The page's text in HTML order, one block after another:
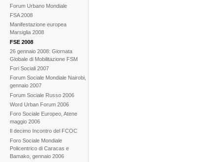
Forum Urbano Mondiale
FSA 2008
Manifestazione europea
Marsiglia 2008
FSE 2008
26 gennaio 2008: Giornata
Globale di Mobilitazione FSM
Fori Sociali 2007
Forum Sociale Mondiale Nairobi,
gennaio 2007
Forum Sociale Russo 2006
Word Urban Forum 2006
Foro Sociale Europeo, Atene
maggio 2006
Il decimo Incontro del FCOC
Foro Sociale Mondiale
Policentrico di Caracas e
Bamako, gennaio 2006